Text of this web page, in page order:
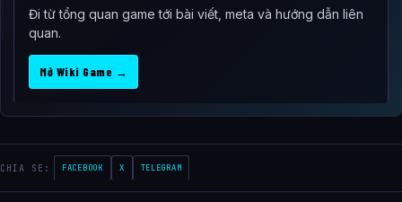
Đi từ tổng quan game tới bài viết, meta và hướng dẫn liên
quan.
Mở Wiki Game →
CHIA SE: FACEBOOK X TELEGRAM